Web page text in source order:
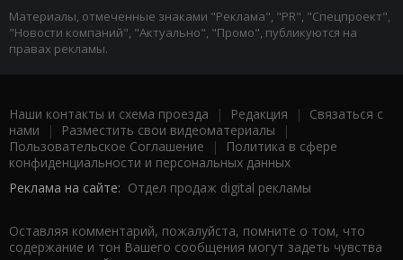
Материалы, отмеченные знаками "Реклама", "PR", "Спецпроект",
"Новости компаний", "Актуально", "Промо", публикуются на
правах рекламы.
Наши контакты и схема проезда | Редакция | Связаться с
нами | Разместить свои видеоматериалы |
Пользовательское Соглашение |
Политика в сфере
конфиденциальности и персональных данных
Реклама на сайте: Отдел продаж digital рекламы
Оставляя комментарий, пожалуйста, помните о том, что
содержание и тон Вашего сообщения могут задеть чувства